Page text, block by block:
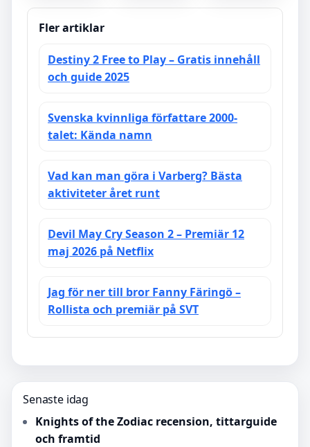
– Musikresa
i Fokus
Laguppställning
Fler artiklar
Destiny 2 Free to Play – Gratis innehåll
och guide 2025
Svenska kvinnliga författare 2000-
talet: Kända namn
Vad kan man göra i Varberg? Bästa
aktiviteter året runt
Devil May Cry Season 2 – Premiär 12
maj 2026 på Netflix
Jag för ner till bror Fanny Färingö –
Rollista och premiär på SVT
Senaste idag
Knights of the Zodiac recension, tittarguide
och framtid